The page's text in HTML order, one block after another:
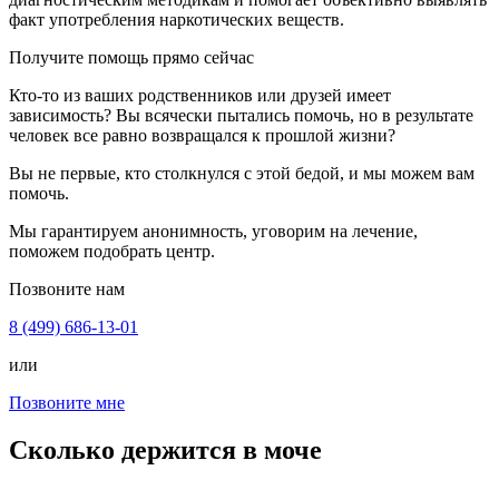
факт употребления наркотических веществ.
Получите помощь прямо сейчас
Кто-то из ваших родственников или друзей имеет
зависимость? Вы всячески пытались помочь, но в результате
человек все равно возвращался к прошлой жизни?
Вы не первые, кто столкнулся с этой бедой, и мы можем вам
помочь.
Мы гарантируем анонимность, уговорим на лечение,
поможем подобрать центр.
Позвоните нам
8 (499) 686-13-01
или
Позвоните мне
Сколько держится в моче